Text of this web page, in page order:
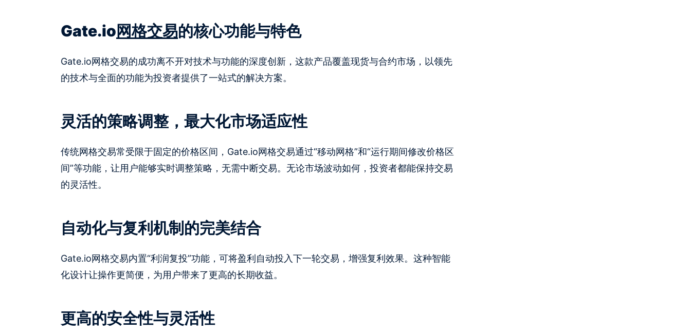
Gate.io网格交易的核心功能与特色
Gate.io网格交易的成功离不开对技术与功能的深度创新，这款产品覆盖现货与合约市场，以领先
的技术与全面的功能为投资者提供了一站式的解决方案。
灵活的策略调整，最大化市场适应性
传统网格交易常受限于固定的价格区间，Gate.io网格交易通过“移动网格”和“运行期间修改价格区
间”等功能，让用户能够实时调整策略，无需中断交易。无论市场波动如何，投资者都能保持交易
的灵活性。
自动化与复利机制的完美结合
Gate.io网格交易内置“利润复投”功能，可将盈利自动投入下一轮交易，增强复利效果。这种智能
化设计让操作更简便，为用户带来了更高的长期收益。
更高的安全性与灵活性